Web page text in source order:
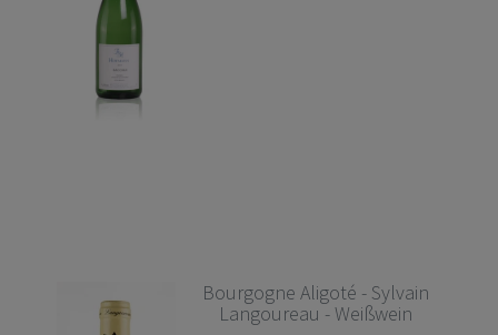
Bourgogne Aligoté - Sylvain
Langoureau - Weißwein